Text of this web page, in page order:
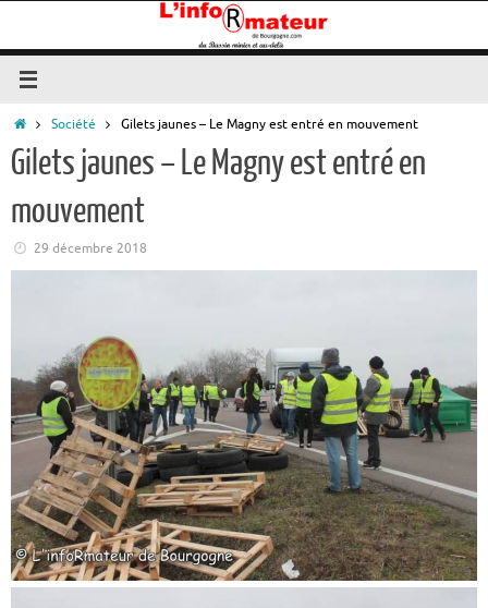
contenu
Accueil
Société Gilets jaunes – Le Magny est entré en mouvement
Gilets jaunes – Le Magny est entré en
mouvement
29 décembre 2018